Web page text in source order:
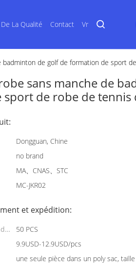
La Qualité Contact Vr
de golf de formation de sport
sans manche de
de robe de tennis
Dongguan, Chine
no brand
MA、CNAS、STC
MC-JKR02
et expédition:
50 PCS
9.9USD-12.9USD/pcs
une seule pièce dans un poly sac,